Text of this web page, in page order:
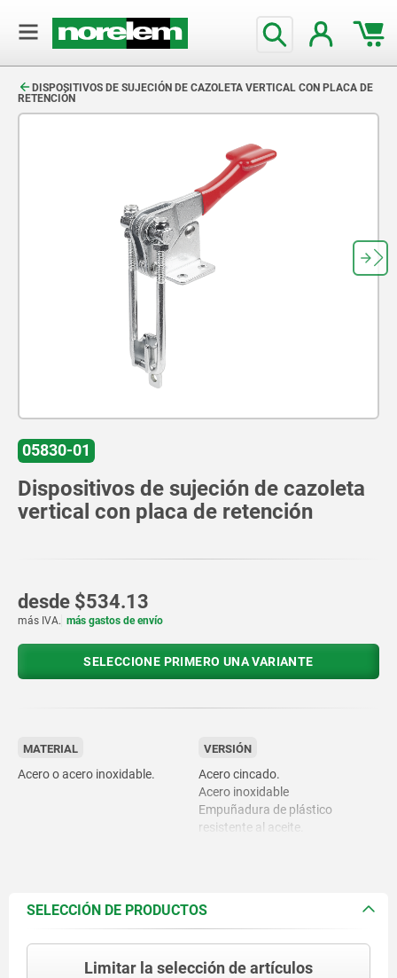
DISPOSITIVOS DE SUJECIÓN DE CAZOLETA VERTICAL CON PLACA DE
RETENCIÓN
05830-01
Dispositivos de sujeción de cazoleta
vertical con placa de retención
desde $534.13
más IVA. más gastos de envío
SELECCIONE PRIMERO UNA VARIANTE
MATERIAL
Acero o acero inoxidable.
VERSIÓN
Acero cincado.
Acero inoxidable
Empuñadura de plástico
resistente al aceite.
SELECCIÓN DE PRODUCTOS
Limitar la selección de artículos